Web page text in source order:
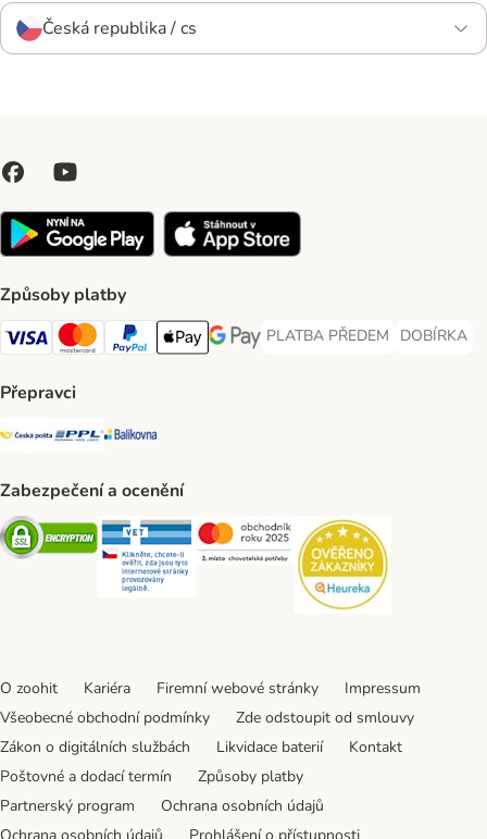
Česká republika / cs
Způsoby platby
Visa Payment Method
Mastercard Payment Method
PayPal Payment Method
Apple pay Payment Method
GooglePay Payment Method
PLATBA PŘEDEM
PLATBA PŘEDEM Payment
DOBÍRKA
DOBÍRKA
Přepravci
Česká pošta Shipping Method
PPL Shipping Method
Balíkovna Shipping Method
Zabezpečení a ocenění
Security Security Security
O zoohit Kariéra Firemní webové stránky
Impressum
Všeobecné obchodní podmínky
Zde odstoupit od smlouvy
Zákon o digitálních službách
Likvidace baterií
Kontakt
Poštovné a dodací termín
Způsoby platby
Partnerský program
Ochrana osobních údajů